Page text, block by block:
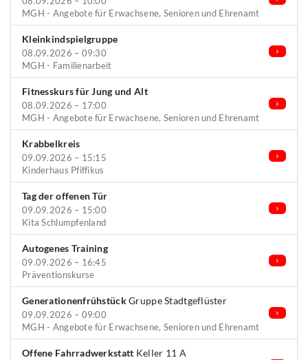
MGH - Angebote für Erwachsene, Senioren und Ehrenamt
Kleinkindspielgruppe
08.09.2026 – 09:30
MGH - Familienarbeit
Fitnesskurs für Jung und Alt
08.09.2026 – 17:00
MGH - Angebote für Erwachsene, Senioren und Ehrenamt
Krabbelkreis
09.09.2026 – 15:15
Kinderhaus Pfiffikus
Tag der offenen Tür
09.09.2026 – 15:00
Kita Schlumpfenland
Autogenes Training
09.09.2026 – 16:45
Präventionskurse
GenerationenfrühstückGruppe Stadtgeflüster
09.09.2026 – 09:00
MGH - Angebote für Erwachsene, Senioren und Ehrenamt
Offene Fahrradwerkstatt Keller 11 A